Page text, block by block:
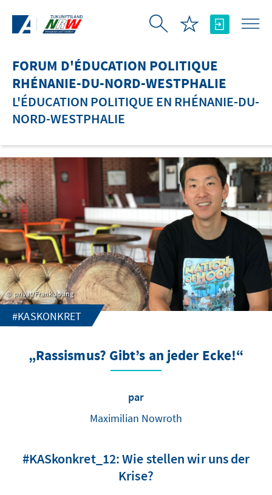
FORUM D'ÉDUCATION POLITIQUE
RHÉNANIE-DU-NORD-WESTPHALIE
L'ÉDUCATION POLITIQUE EN RHÉNANIE-DU-
NORD-WESTPHALIE
privat/Frank Joung
#KASKONKRET
„Rassismus? Gibt’s an jeder Ecke!“
par
Maximilian Nowroth
#KASkonkret_12: Wie stellen wir uns der
Krise?